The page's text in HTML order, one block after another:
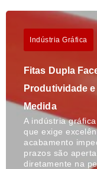
Indústria Gráfica
Fitas Dupla
Produtividade
Medida
A indústria
que exige
acabamento
prazos são
diretamente na